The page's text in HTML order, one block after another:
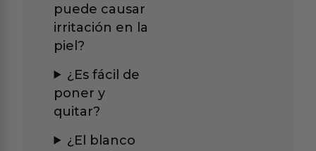
puede causar
irritación en la
piel?
¿Es fácil de
poner y
quitar?
¿El blanco